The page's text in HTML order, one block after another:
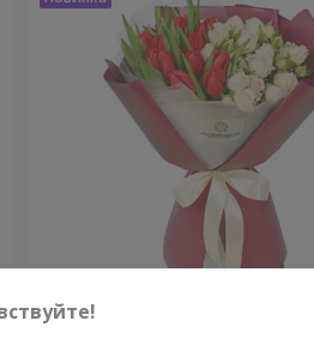
Букет "Скарлетт"